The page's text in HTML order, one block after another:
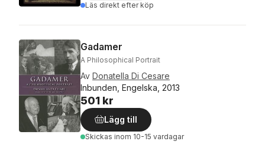
Läs direkt efter köp
Gadamer
A Philosophical Portrait
Av Donatella Di Cesare
Inbunden, Engelska, 2013
501 kr
Lägg till
Skickas inom 10-15 vardagar